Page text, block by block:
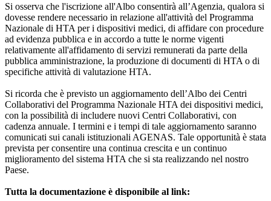
Si osserva che l'iscrizione all'Albo consentirà all’Agenzia, qualora si
dovesse rendere necessario in relazione all'attività del Programma
Nazionale di HTA per i dispositivi medici, di affidare con procedure
ad evidenza pubblica e in accordo a tutte le norme vigenti
relativamente all'affidamento di servizi remunerati da parte della
pubblica amministrazione, la produzione di documenti di HTA o di
specifiche attività di valutazione HTA.
Si ricorda che è previsto un aggiornamento dell’Albo dei Centri
Collaborativi del Programma Nazionale HTA dei dispositivi medici,
con la possibilità di includere nuovi Centri Collaborativi, con
cadenza annuale. I termini e i tempi di tale aggiornamento saranno
comunicati sui canali istituzionali AGENAS. Tale opportunità è stata
prevista per consentire una continua crescita e un continuo
miglioramento del sistema HTA che si sta realizzando nel nostro
Paese.
Tutta la documentazione è disponibile al link: